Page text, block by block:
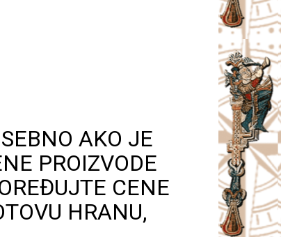
AKO JE
PROIZVODE
CENE
HRANU,